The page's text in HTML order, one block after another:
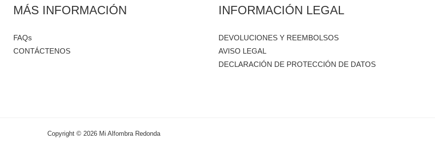
MÁS INFORMACIÓN
FAQs
CONTÁCTENOS
INFORMACIÓN LEGAL
DEVOLUCIONES Y REEMBOLSOS
AVISO LEGAL
DECLARACIÓN DE PROTECCIÓN DE DATOS
Copyright © 2026 Mi Alfombra Redonda